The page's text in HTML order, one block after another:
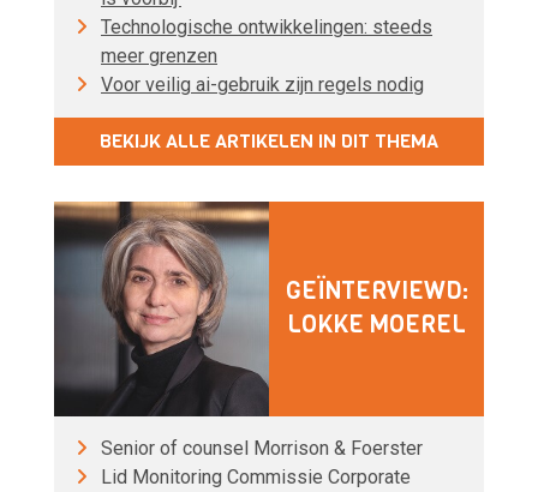
Technologische ontwikkelingen: steeds
meer grenzen
Voor veilig ai-gebruik zijn regels nodig
BEKIJK ALLE ARTIKELEN IN DIT THEMA
GEÏNTERVIEWD:
LOKKE MOEREL
Senior of counsel Morrison & Foerster
Lid Monitoring Commissie Corporate